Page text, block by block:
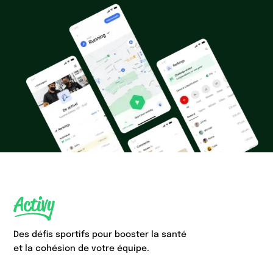
Des défis sportifs pour booster la santé
et la cohésion de votre équipe.